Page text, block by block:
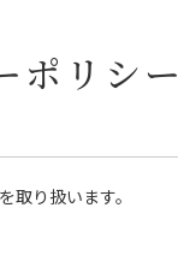
ポリシー
り扱います。